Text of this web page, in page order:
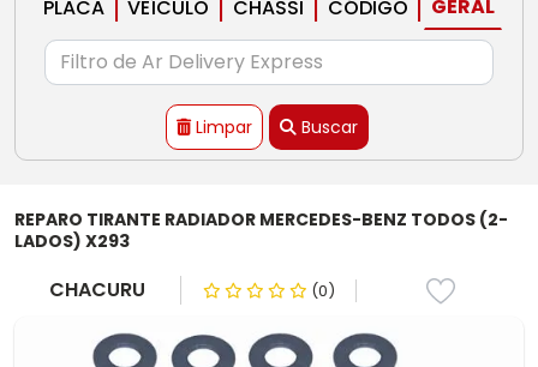
PLACA | VEÍCULO | CHASSI | CÓDIGO | GERAL
Limpar Buscar
REPARO TIRANTE RADIADOR MERCEDES-BENZ TODOS (2-
LADOS) X293
CHACURU (0)